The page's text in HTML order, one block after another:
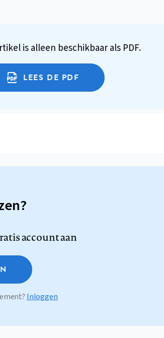
is alleen beschikbaar als PDF.
LEES DE PDF
account aan
Inloggen